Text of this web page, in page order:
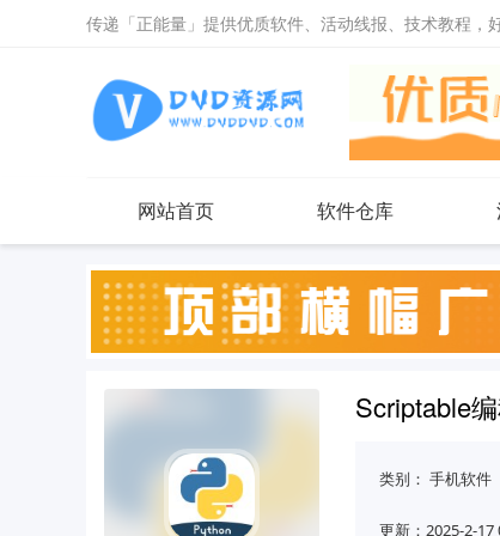
传递「正能量」提供优质软件、活动线报、技术教程，
网站首页 软件仓库
Scriptable
类别： 手机软件
更新：2025-2-17